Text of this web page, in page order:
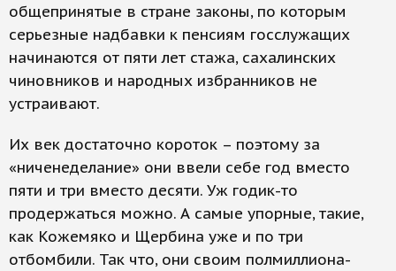
общепринятые в стране законы, по которым
серьезные надбавки к пенсиям госслужащих
начинаются от пяти лет стажа, сахалинских
чиновников и народных избранников не
устраивают.
Их век достаточно короток – поэтому за
«ниченеделание» они ввели себе год вместо
пяти и три вместо десяти. Уж годик-то
продержаться можно. А самые упорные, такие,
как Кожемяко и Щербина уже и по три
отбомбили. Так что, они своим полмиллиона-